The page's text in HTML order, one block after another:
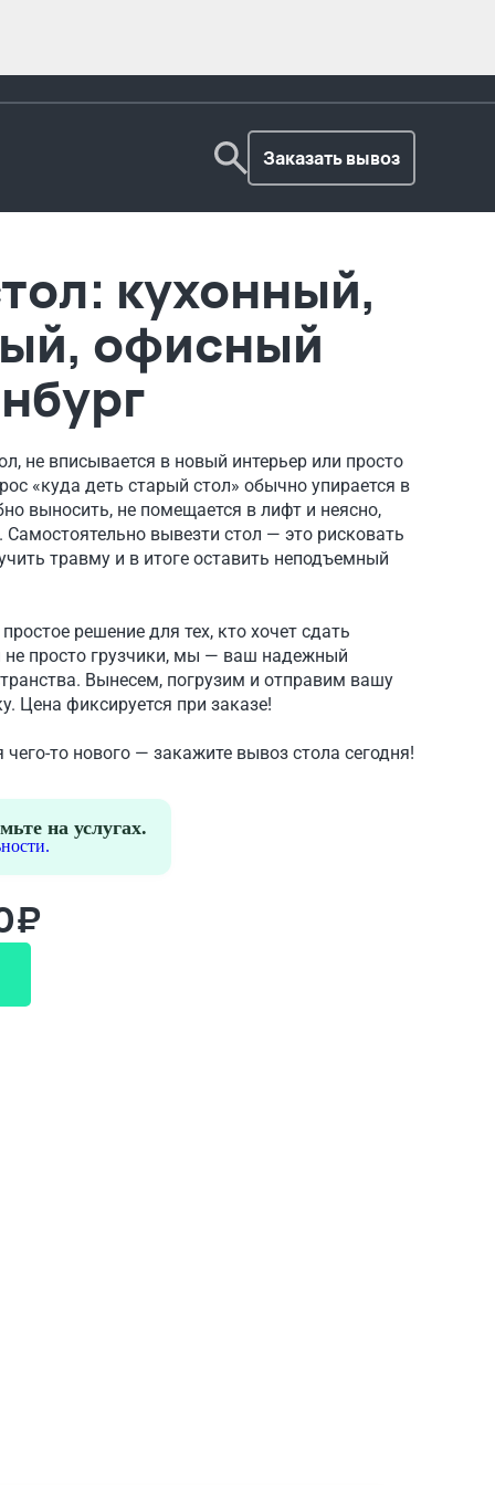
Заказать вывоз
кухонный,
офисный
не вписывается в новый интерьер или просто
«куда деть старый стол» обычно упирается в
выносить, не помещается в лифт и неясно,
Самостоятельно вывезти стол — это рисковать
травму и в итоге оставить неподъемный
решение для тех, кто хочет сдать
просто грузчики, мы — ваш надежный
Вынесем, погрузим и отправим вашу
Цена фиксируется при заказе!
то нового — закажите вывоз стола сегодня!
на услугах.